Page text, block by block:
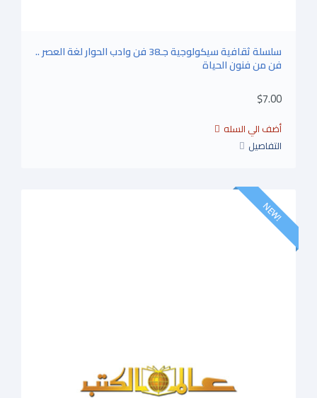
سلسلة ثقافية سيكولوجية جـ38 فن وادب الحوار لغة العصر ..
فن من فنون الحياة
$7.00
التفاصيل